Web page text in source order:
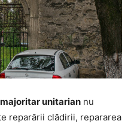
unitarian nu
reparării clădirii, repararea